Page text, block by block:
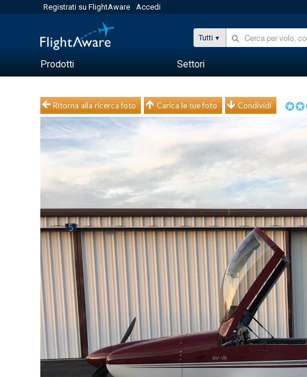
Registrati su FlightAware Accedi
Tutti
Prodotti Settori
Ritorna alla ricerca foto Carica le tue foto Condividi